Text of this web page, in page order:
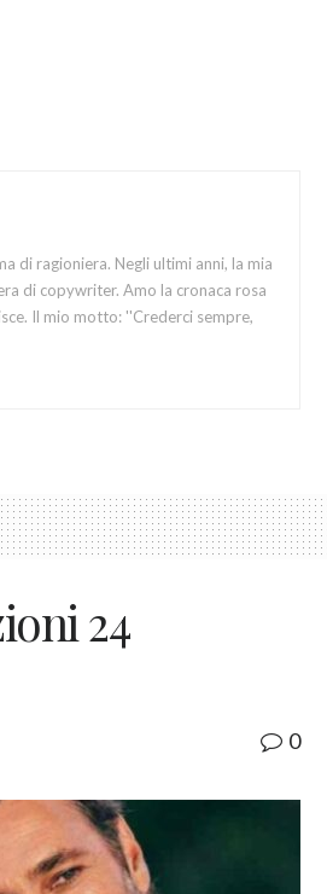
di ragioniera. Negli ultimi anni, la mia
di copywriter. Amo la cronaca rosa
Il mio motto: ''Crederci sempre,
24
0